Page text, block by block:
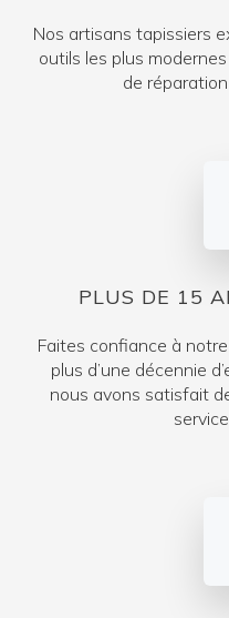
Nos artisans tapissiers
outils les plus
de
PLUS DE 15
Faites confiance à
plus d’une décennie
nous avons satisfait